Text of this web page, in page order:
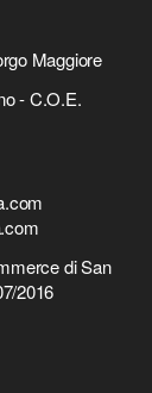
Maggiore
- C.O.E.
di San
2016